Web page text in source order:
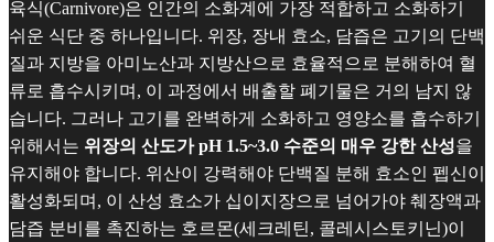
육식(Carnivore)은 인간의 소화계에 가장 적합하고 소화하기
쉬운 식단 중 하나입니다. 위장, 장내 효소, 담즙은 고기의 단백
질과 지방을 아미노산과 지방산으로 효율적으로 분해하여 혈
류로 흡수시키며, 이 과정에서 배출할 폐기물은 거의 남지 않
습니다. 그러나 고기를 완벽하게 소화하고 영양소를 흡수하기
위해서는 위장의 산도가 pH 1.5~3.0 수준의 매우 강한 산성을
유지해야 합니다. 위산이 강력해야 단백질 분해 효소인 펩신이
활성화되며, 이 산성 효소가 십이지장으로 넘어가야 췌장액과
담즙 분비를 촉진하는 호르몬(세크레틴, 콜레시스토키닌)이